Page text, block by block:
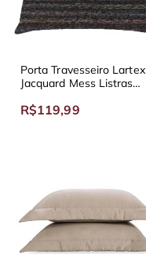
Porta Travesseiro Lartex
Jacquard Mess Listras
R$119,99